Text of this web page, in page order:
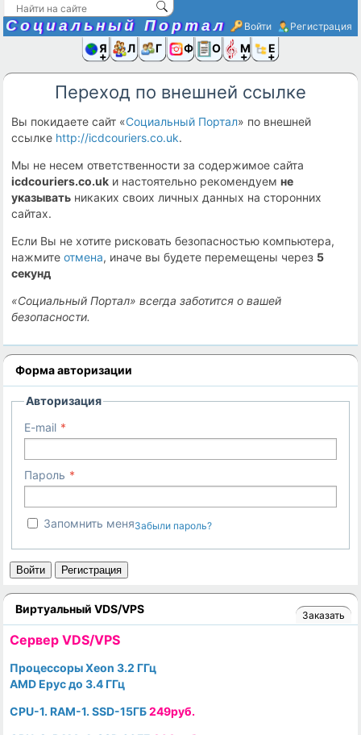
Социальный Портал Войти Регистрация
Я иЛюди
Группы
Фото Ещё
Переход по внешней ссылке
Вы покидаете сайт «Социальный Портал» по внешней
ссылке http://icdcouriers.co.uk.
Мы не несем ответственности за содержимое сайта
icdcouriers.co.uk и настоятельно рекомендуемне
указывать никаких своих личных данных на сторонних
сайтах.
Если Вы не хотите рисковать безопасностью компьютера,
нажмитеотмена, иначе вы будете перемещены через 5
секунд
«Социальный Портал» всегда заботится о вашей
безопасности.
Форма авторизации
Авторизация
E-mail
Пароль
Запомнить меняЗабыли пароль?
Войти Регистрация
Виртуальный VDS/VPS Заказать
Cервер VDS/VPS
Процессоры Xeon 3.2 ГГц
AMD Epyc до 3.4 ГГц
CPU-1. RAM-1. SSD-15ГБ249руб.